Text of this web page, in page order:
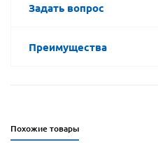
Задать вопрос
Преимущества
Похожие товары